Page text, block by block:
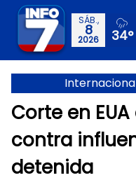
SÁB.,
8
2026 34°
Corte en
contra
detenida